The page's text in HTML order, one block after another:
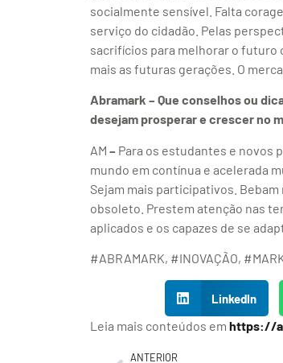
socialmente sensível. Falta
serviço do cidadão. Pelas
sacrifícios para melhorar o futuro
mais as futuras gerações. O
Abramark – Que conselhos ou
desejam prosperar e crescer no
AM – Para os estudantes e novos
mundo em contínua e acelerada
Sejam mais participativos.
obsoleto. Prestem atenção nas
aplicados e os capazes de se
#ABRAMARK, #INOVAÇÃO,
LinkedIn
Leia mais conteúdos em https://
ANTERIOR